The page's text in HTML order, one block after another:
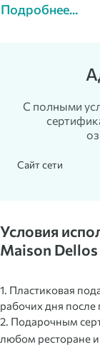
Подробнее...
С полными
Сайт сети
Условия
Maison Dellos
1. Пластиковая
рабочих дня после
2. Подарочным
любом ресторане и